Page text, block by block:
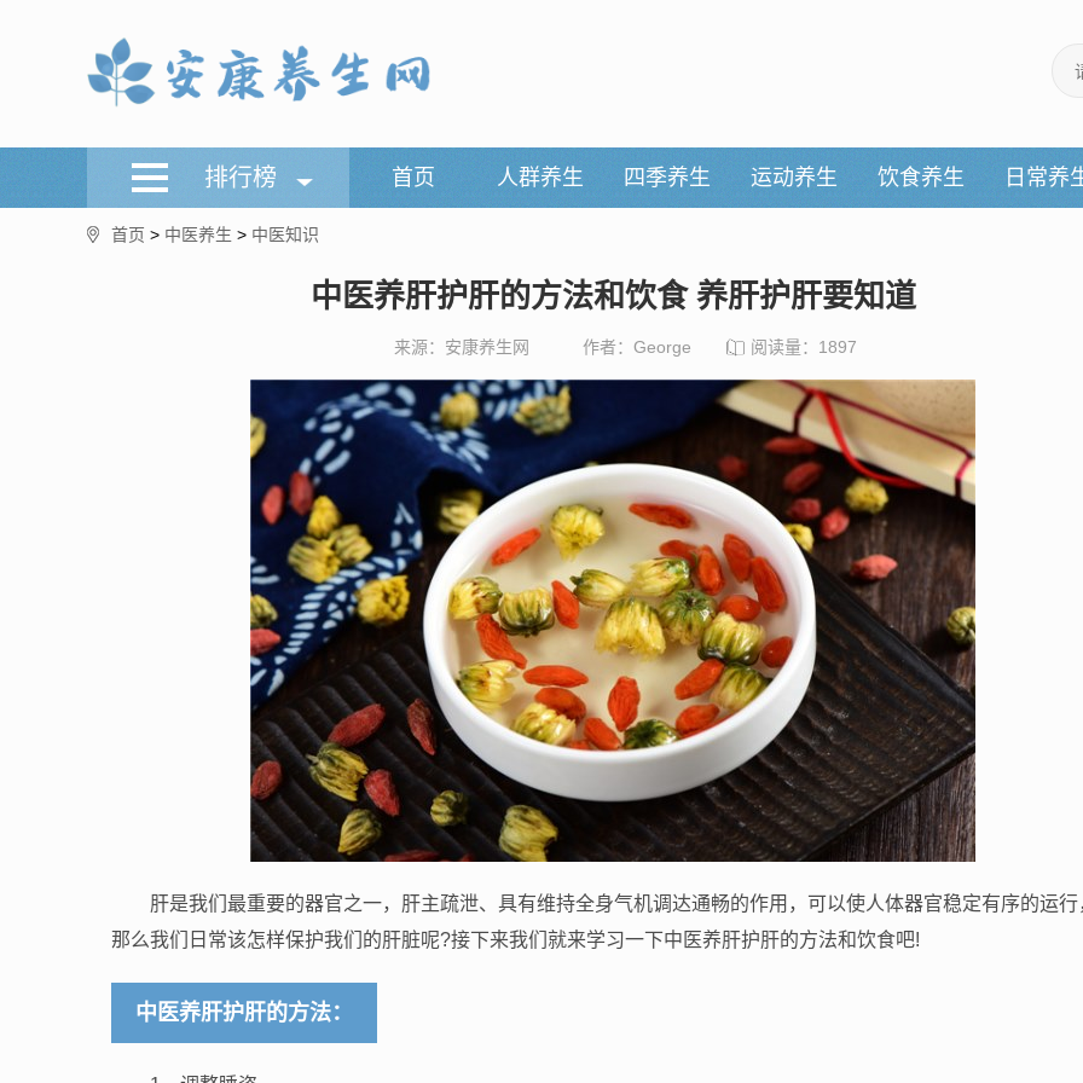
排行榜 首页 人群养生 四季养生 运动养生 饮食养生 日常养
首页 > 中医养生 > 中医知识
中医养肝护肝的方法和饮食 养肝护肝要知道
来源：安康养生网 作者：George 阅读量：1897
肝是我们最重要的器官之一，肝主疏泄、具有维持全身气机调达通畅的作用，可以使人体器官稳定有序的运行
那么我们日常该怎样保护我们的肝脏呢?接下来我们就来学习一下中医养肝护肝的方法和饮食吧!
中医养肝护肝的方法：